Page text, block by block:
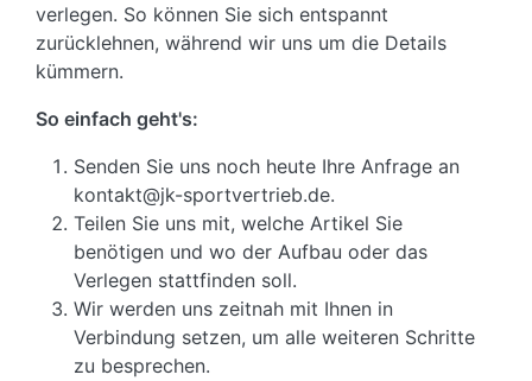
verlegen. So können Sie sich entspannt
zurücklehnen, während wir uns um die Details
kümmern.
So einfach geht's:
Senden Sie uns noch heute Ihre Anfrage an
kontakt@jk-sportvertrieb.de.
Teilen Sie uns mit, welche Artikel Sie
benötigen und wo der Aufbau oder das
Verlegen stattfinden soll.
Wir werden uns zeitnah mit Ihnen in
Verbindung setzen, um alle weiteren Schritte
zu besprechen.